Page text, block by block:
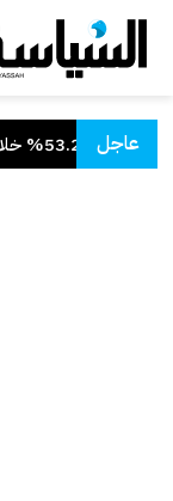
عاجل
الأول من 2026